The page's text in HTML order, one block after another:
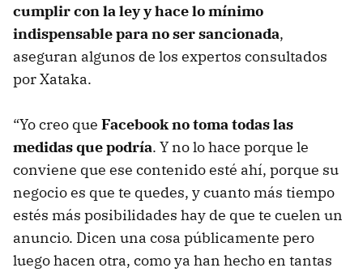
cumplir con la ley y hace lo mínimo
indispensable para no ser sancionada,
aseguran algunos de los expertos consultados
por Xataka.
“Yo creo que Facebook no toma todas las
medidas que podría. Y no lo hace porque le
conviene que ese contenido esté ahí, porque su
negocio es que te quedes, y cuanto más tiempo
estés más posibilidades hay de que te cuelen un
anuncio. Dicen una cosa públicamente pero
luego hacen otra, como ya han hecho en tantas